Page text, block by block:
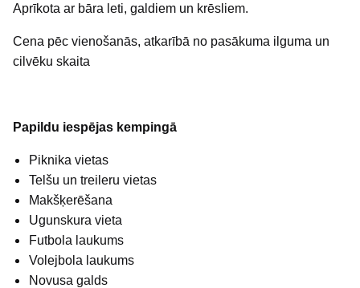
Aprīkota ar bāra leti, galdiem un krēsliem.
Cena pēc vienošanās, atkarībā no pasākuma ilguma un
cilvēku skaita
Papildu iespējas kempingā
Piknika vietas
Telšu un treileru vietas
Makšķerēšana
Ugunskura vieta
Futbola laukums
Volejbola laukums
Novusa galds